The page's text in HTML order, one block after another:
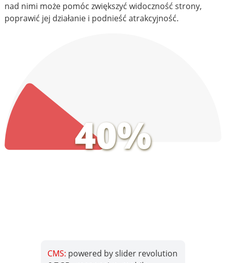
nad nimi może pomóc zwiększyć widoczność strony,
poprawić jej działanie i podnieść atrakcyjność.
40%
CMS: powered by slider revolution